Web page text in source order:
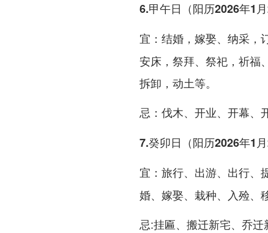
6.甲午日（阳历2026年1月
宜 ：结婚，嫁娶、纳采，
安床，祭拜、祭祀，祈福
拆卸，动土等。
忌 ：伐木、开业、开幕、
7.癸卯日（阳历2026年1月
宜 ：旅行、出游、出行
婚、嫁娶、栽种、入殓、
忌:挂匾、搬迁新宅、乔